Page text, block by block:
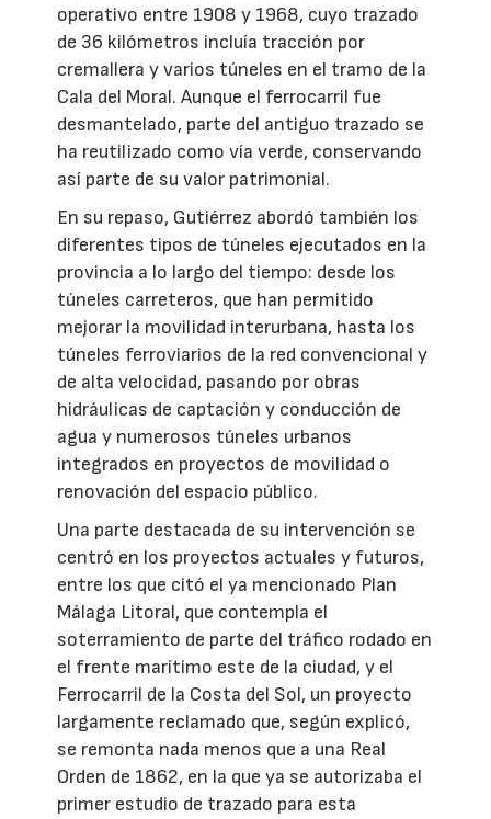
operativo entre 1908 y 1968, cuyo trazado
de 36 kilómetros incluía tracción por
cremallera y varios túneles en el tramo de la
Cala del Moral. Aunque el ferrocarril fue
desmantelado, parte del antiguo trazado se
ha reutilizado como vía verde, conservando
así parte de su valor patrimonial.
En su repaso, Gutiérrez abordó también los
diferentes tipos de túneles ejecutados en la
provincia a lo largo del tiempo: desde los
túneles carreteros, que han permitido
mejorar la movilidad interurbana, hasta los
túneles ferroviarios de la red convencional y
de alta velocidad, pasando por obras
hidráulicas de captación y conducción de
agua y numerosos túneles urbanos
integrados en proyectos de movilidad o
renovación del espacio público.
Una parte destacada de su intervención se
centró en los proyectos actuales y futuros,
entre los que citó el ya mencionado Plan
Málaga Litoral, que contempla el
soterramiento de parte del tráfico rodado en
el frente marítimo este de la ciudad, y el
Ferrocarril de la Costa del Sol, un proyecto
largamente reclamado que, según explicó,
se remonta nada menos que a una Real
Orden de 1862, en la que ya se autorizaba el
primer estudio de trazado para esta